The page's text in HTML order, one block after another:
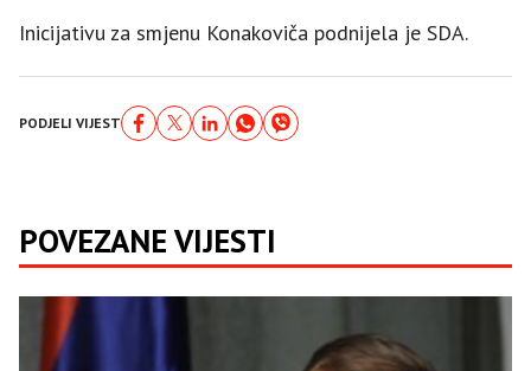
Inicijativu za smjenu Konakoviča podnijela je SDA.
PODJELI VIJEST
POVEZANE VIJESTI